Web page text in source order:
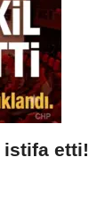
istifa etti!